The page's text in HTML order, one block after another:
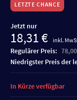
LETZTE CHANCE
Jetzt nur
18,31 € inkl.
Regulärer Preis:
niedrigster Preis der
In Kürze verfügbar